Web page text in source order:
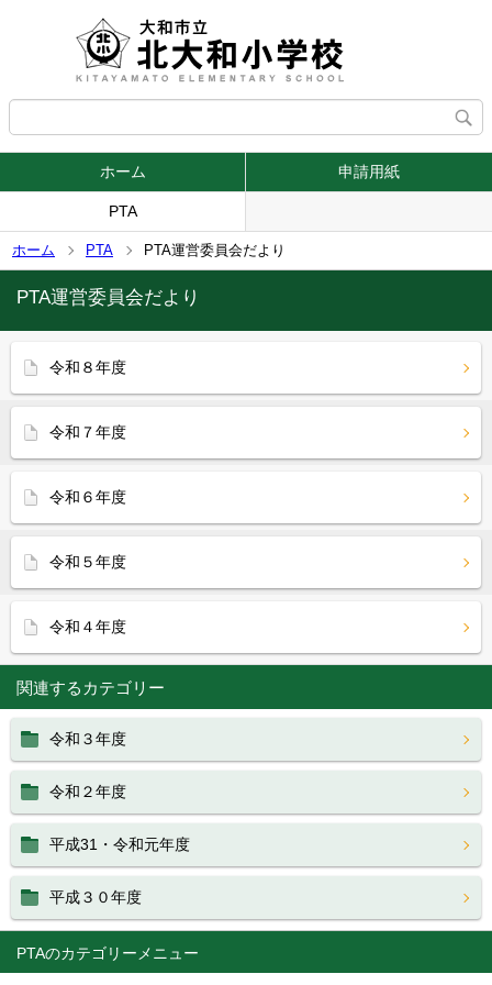
ホーム 申請用紙
PTA
ホーム PTA PTA運営委員会だより
PTA
PTA運営委員会だより
令和８年度
令和７年度
令和６年度
令和５年度
令和４年度
関連するカテゴリー
令和３年度
令和２年度
平成31・令和元年度
平成３０年度